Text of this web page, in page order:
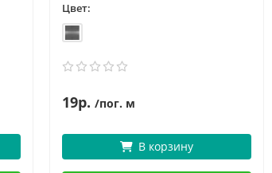
Цвет:
19р. /пог. м
В корзину